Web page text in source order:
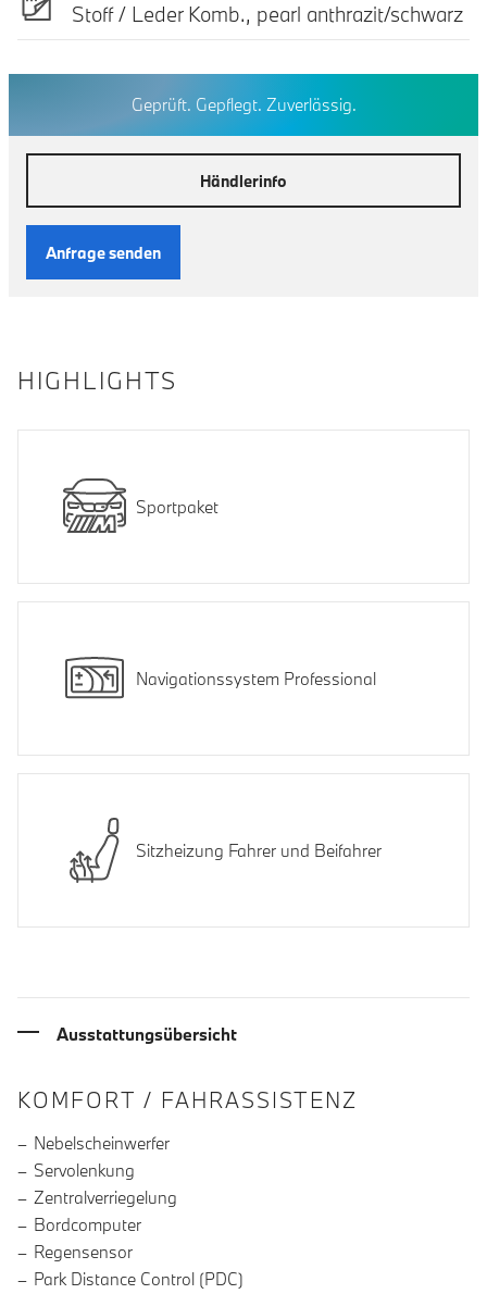
Stoff / Leder Komb., pearl anthrazit/schwarz
Geprüft. Gepflegt. Zuverlässig.
Händlerinfo
Anfrage senden
HIGHLIGHTS
Sportpaket
Navigationssystem Professional
Sitzheizung Fahrer und Beifahrer
Ausstattungsübersicht
INFORMATIONEN ÜBER DIE
KOMFORT / FAHRASSISTENZ
Nebelscheinwerfer
Servolenkung
Zentralverriegelung
Bordcomputer
Regensensor
Park Distance Control (PDC)